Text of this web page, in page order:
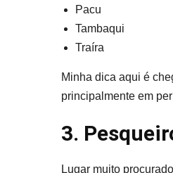
Pacu
Tambaqui
Traíra
Minha dica aqui é
principalmente em
3.
Lugar muito